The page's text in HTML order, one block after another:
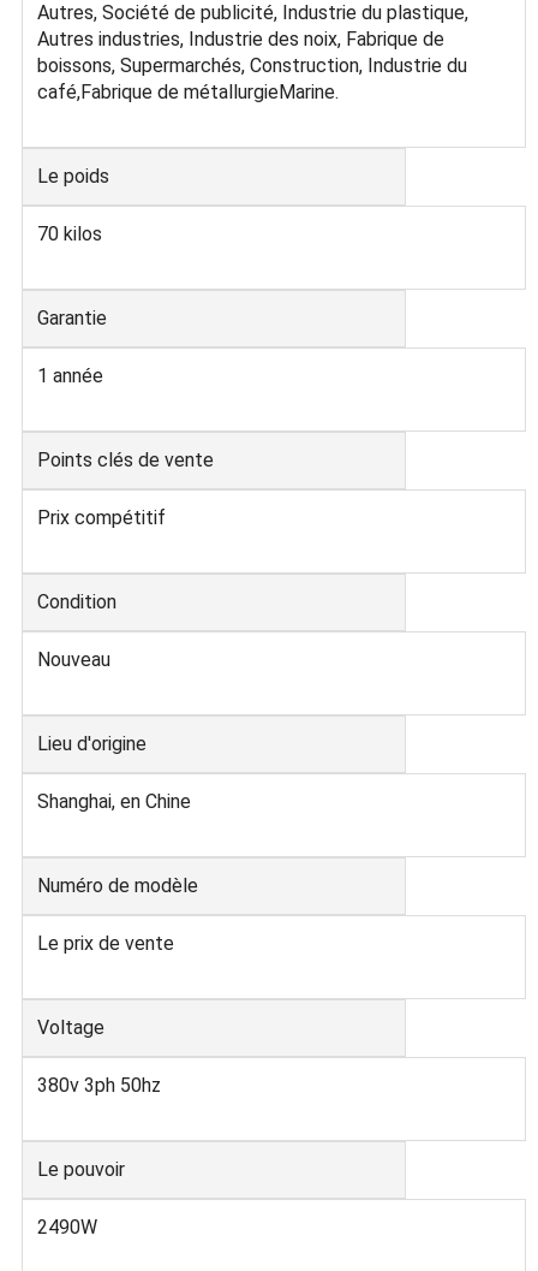
Autres, Société de publicité, Industrie du plastique,
Autres industries, Industrie des noix, Fabrique de
boissons, Supermarchés, Construction, Industrie du
café,Fabrique de métallurgieMarine.
Le poids
70 kilos
Garantie
1 année
Points clés de vente
Prix compétitif
Condition
Nouveau
Lieu d'origine
Shanghai, en Chine
Numéro de modèle
Le prix de vente
Voltage
380v 3ph 50hz
Le pouvoir
2490W